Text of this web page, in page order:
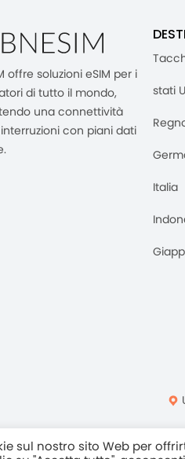
offre soluzioni eSIM per i
di tutto il mondo,
una connettività
con piani dati
stati
Italia
Normativa
sul nostro sito Web per